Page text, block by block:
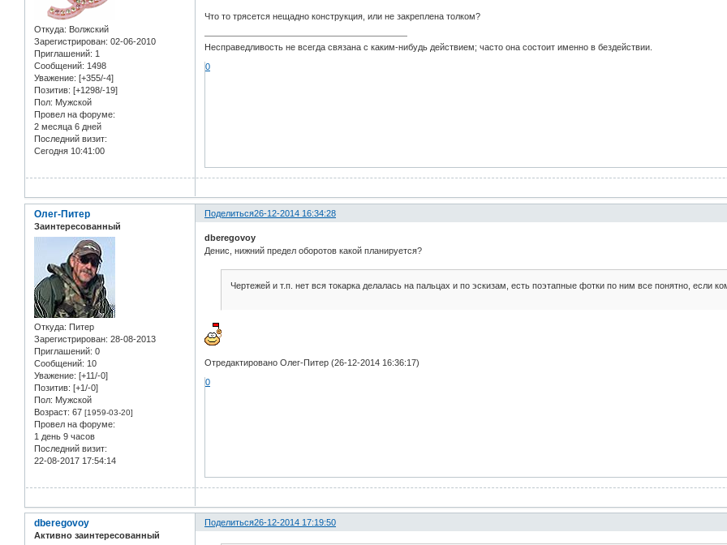
Откуда: Волжский
Зарегистрирован: 02-06-2010
Приглашений: 1
Сообщений: 1498
Уважение: [+355/-4]
Позитив: [+1298/-19]
Пол: Мужской
Провел на форуме:
2 месяца 6 дней
Последний визит:
Сегодня 10:41:00
Что то трясется нещадно конструкция, или не закреплена толком?
Несправедливость не всегда связана с каким-нибудь действием; часто она состоит именно в бездействии.
0
Поделиться26-12-2014 16:34:28
Олег-Питер
Заинтересованный
Откуда: Питер
Зарегистрирован: 28-08-2013
Приглашений: 0
Сообщений: 10
Уважение: [+11/-0]
Позитив: [+1/-0]
Пол: Мужской
Возраст: 67 [1959-03-20]
Провел на форуме:
1 день 9 часов
Последний визит:
22-08-2017 17:54:14
dberegovoy
Денис, нижний предел оборотов какой планируется?
Чертежей и т.п. нет вся токарка делалась на пальцах и по эскизам, есть поэтапные фотки по ним все понятно, если
Отредактировано Олег-Питер (26-12-2014 16:36:17)
0
Поделиться26-12-2014 17:19:50
dberegovoy
Активно заинтересованный